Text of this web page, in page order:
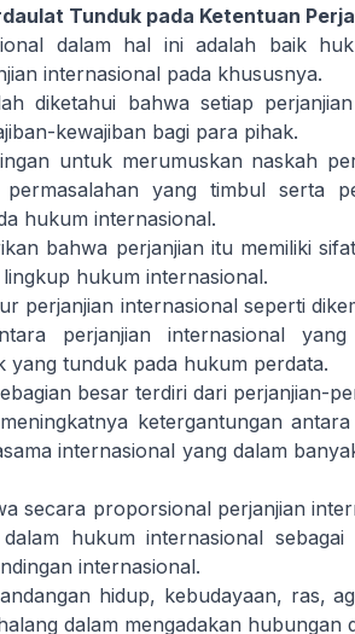
Tunduk pada Ketentuan
dalam hal ini adalah baik
internasional pada khususnya.
diketahui bahwa setiap
kewajiban bagi para pihak.
untuk merumuskan naskah
permasalahan yang timbul serta
hukum internasional.
bahwa perjanjian itu memiliki
hukum internasional.
perjanjian internasional seperti
perjanjian internasional
tunduk pada hukum perdata.
besar terdiri dari perjanjian-
ketergantungan
internasional yang dalam
secara proporsional perjanjian
hukum internasional
internasional.
hidup, kebudayaan, ras,
dalam mengadakan hubungan